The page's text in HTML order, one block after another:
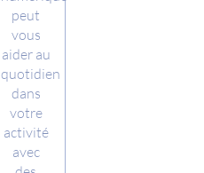
peut
vous
aider au
quotidien
dans
votre
activité
avec